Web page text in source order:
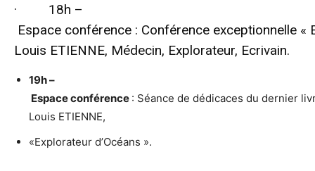
· 18h –
Espace conférence : Conférence exceptionnelle «
Louis ETIENNE, Médecin, Explorateur, Ecrivain.
19h –
Espace conférence : Séance de dédicaces du dernier
Louis ETIENNE,
«Explorateur d’Océans ».